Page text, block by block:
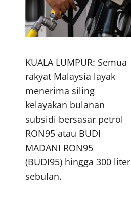
KUALA LUMPUR: Semua
rakyat Malaysia layak
menerima siling
kelayakan bulanan
subsidi bersasar petrol
RON95 atau BUDI
MADANI RON95
(BUDI95) hingga 300 liter
sebulan.